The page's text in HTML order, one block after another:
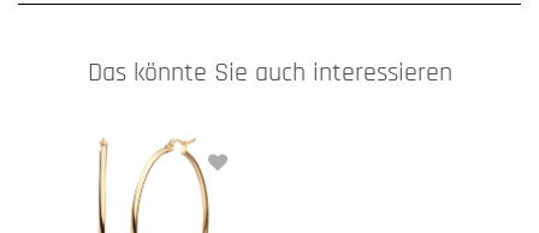
Das könnte Sie auch interessieren